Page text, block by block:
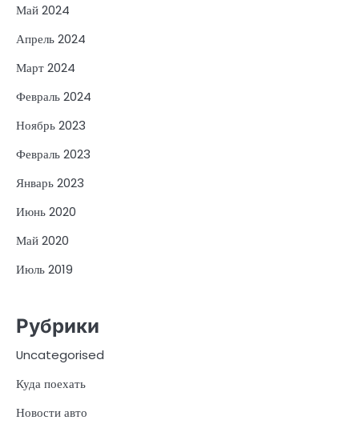
Май 2024
Апрель 2024
Март 2024
Февраль 2024
Ноябрь 2023
Февраль 2023
Январь 2023
Июнь 2020
Май 2020
Июль 2019
Рубрики
Uncategorised
Куда поехать
Новости авто